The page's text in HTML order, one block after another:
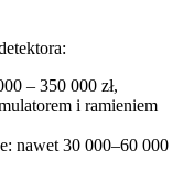
– 350 000 zł,
i ramieniem
nawet 30 000–60 000